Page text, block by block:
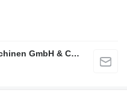
alga Nutzfahrzeug- und Baumaschinen GmbH & Co. KG